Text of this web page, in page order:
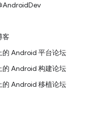
客
Android 平台论坛
Android 构建论坛
Android 移植论坛